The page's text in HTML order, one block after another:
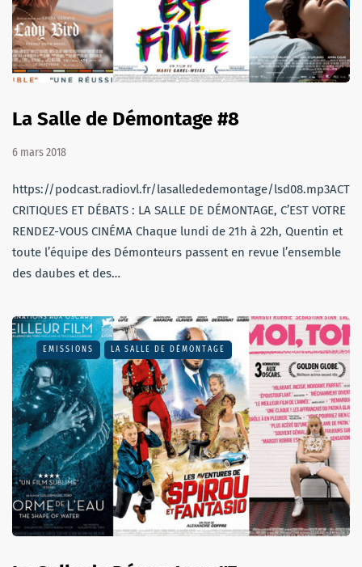
La Salle de Démontage #8
6 mars 2018
https://podcast.radiovl.fr/lasallededemontage/lsd08.mp3ACTU,
CRITIQUES ET DÉBATS : LA SALLE DE DÉMONTAGE, C’EST VOTRE
RENDEZ-VOUS CINÉMA Chaque lundi de 21h à 22h, Quentin et
toute l’équipe des Démonteurs passent en revue l’ensemble
des daubes et des…
EMISSIONS LA SALLE DE DÉMONTAGE